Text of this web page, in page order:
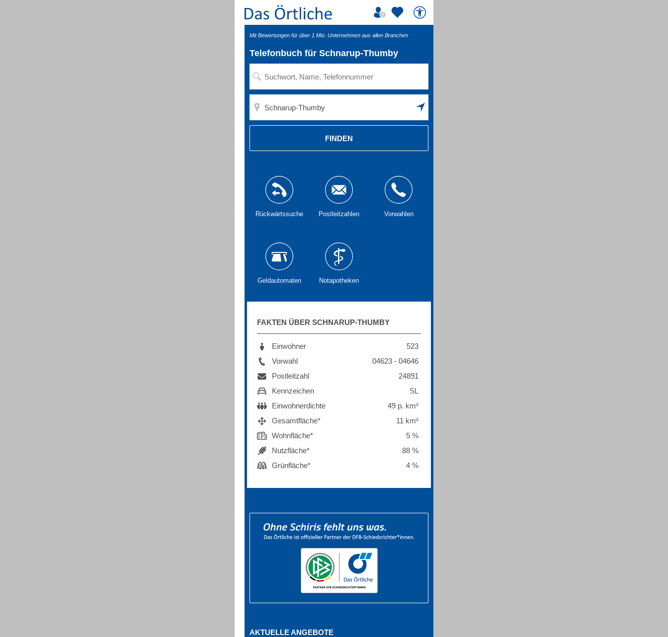
Mit Bewertungen für über 1 Mio. Unternehmen aus allen Branchen
Telefonbuch für Schnarup-Thumby
FINDEN
Rückwärtssuche Postleitzahlen Vorwahlen
Geldautomaten Notapotheken
FAKTEN ÜBER SCHNARUP-THUMBY
Einwohner
523
Vorwahl
04623 - 04646
Postleitzahl
24891
Kennzeichen
SL
Einwohnerdichte
49 p. km²
Gesamtfläche*
11 km²
Wohnfläche*
5 %
Nutzfläche*
88 %
Grünfläche*
4 %
AKTUELLE ANGEBOTE